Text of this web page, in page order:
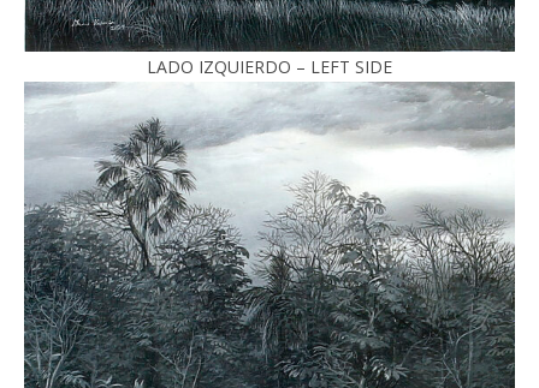
LADO IZQUIERDO – LEFT SIDE